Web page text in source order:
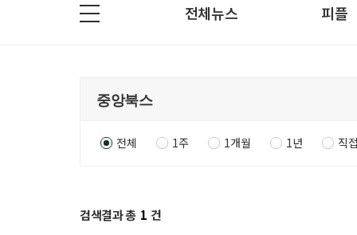
전체뉴스 피플
전체 1주 1개월 1년 직
검색결과 총 1 건